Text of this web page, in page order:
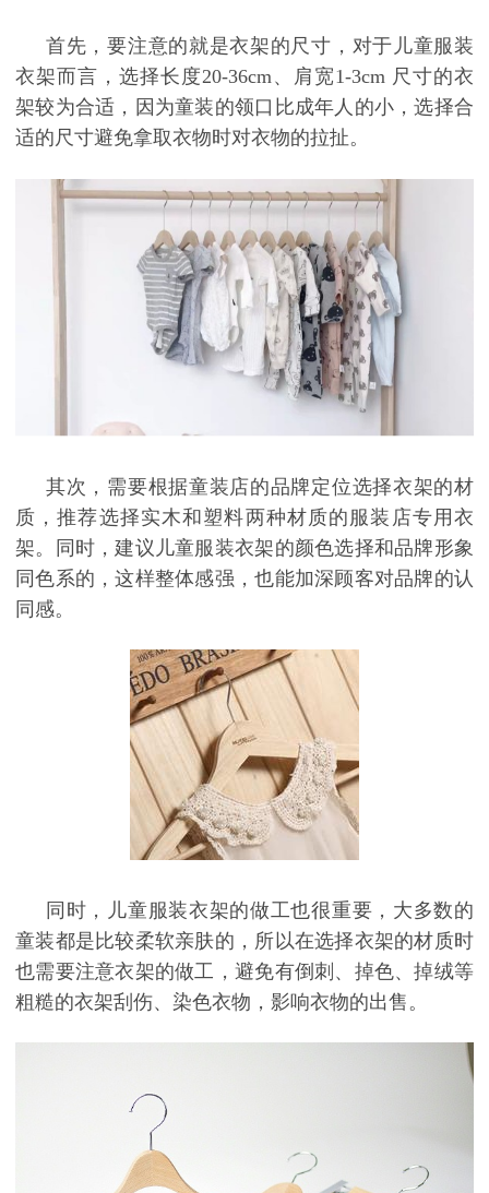
首先，要注意的就是衣架的尺寸，对于儿童服装
衣架而言，选择长度20-36cm、肩宽1-3cm 尺寸的衣
架较为合适，因为童装的领口比成年人的小，选择合
适的尺寸避免拿取衣物时对衣物的拉扯。
其次，需要根据童装店的品牌定位选择衣架的材
质，推荐选择实木和塑料两种材质的服装店专用衣
架。同时，建议儿童服装衣架的颜色选择和品牌形象
同色系的，这样整体感强，也能加深顾客对品牌的认
同感。
同时，儿童服装衣架的做工也很重要，大多数的
童装都是比较柔软亲肤的，所以在选择衣架的材质时
也需要注意衣架的做工，避免有倒刺、掉色、掉绒等
粗糙的衣架刮伤、染色衣物，影响衣物的出售。